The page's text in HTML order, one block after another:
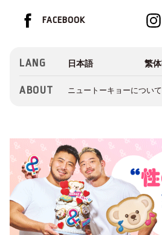
FACEBOOK
LANG
ABOUT ニュートーキョーについて